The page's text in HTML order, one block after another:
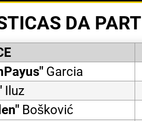
DA
" Garcia
Iluz
" Bošković